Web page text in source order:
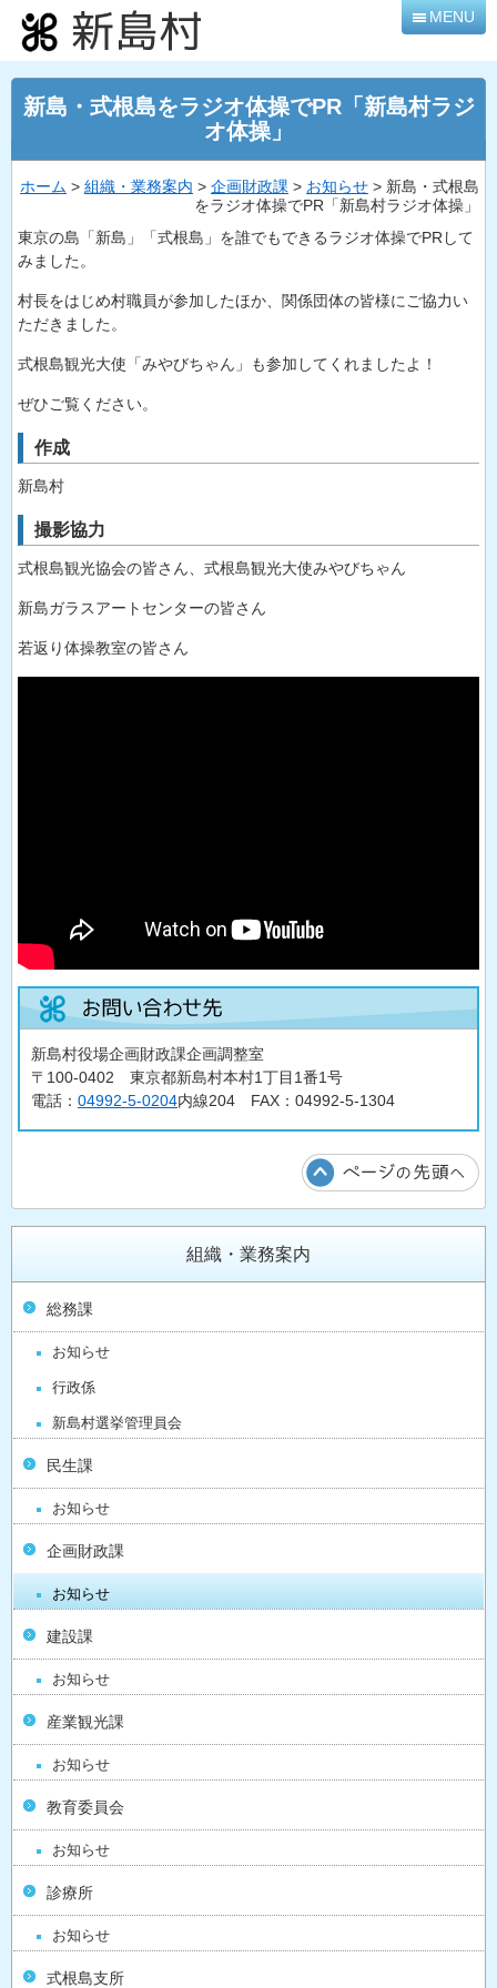
本
文
へ
移
動
MENU
新島・式根島をラジオ体操でPR「新島村ラジ
オ体操」
ホーム > 組織・業務案内 > 企画財政課 > お知らせ > 新島・式根島
をラジオ体操でPR「新島村ラジオ体操」
東京の島「新島」「式根島」を誰でもできるラジオ体操でPRして
みました。
村長をはじめ村職員が参加したほか、関係団体の皆様にご協力い
ただきました。
式根島観光大使「みやびちゃん」も参加してくれましたよ！
ぜひご覧ください。
作成
新島村
撮影協力
式根島観光協会の皆さん、式根島観光大使みやびちゃん
新島ガラスアートセンターの皆さん
若返り体操教室の皆さん
新島村役場企画財政課企画調整室
〒100-0402 東京都新島村本村1丁目1番1号
電話： 04992-5-0204内線204 FAX：04992-5-1304
組織・業務案内
総務課
お知らせ
行政係
新島村選挙管理員会
民生課
お知らせ
企画財政課
お知らせ
建設課
お知らせ
産業観光課
お知らせ
教育委員会
お知らせ
診療所
お知らせ
式根島支所